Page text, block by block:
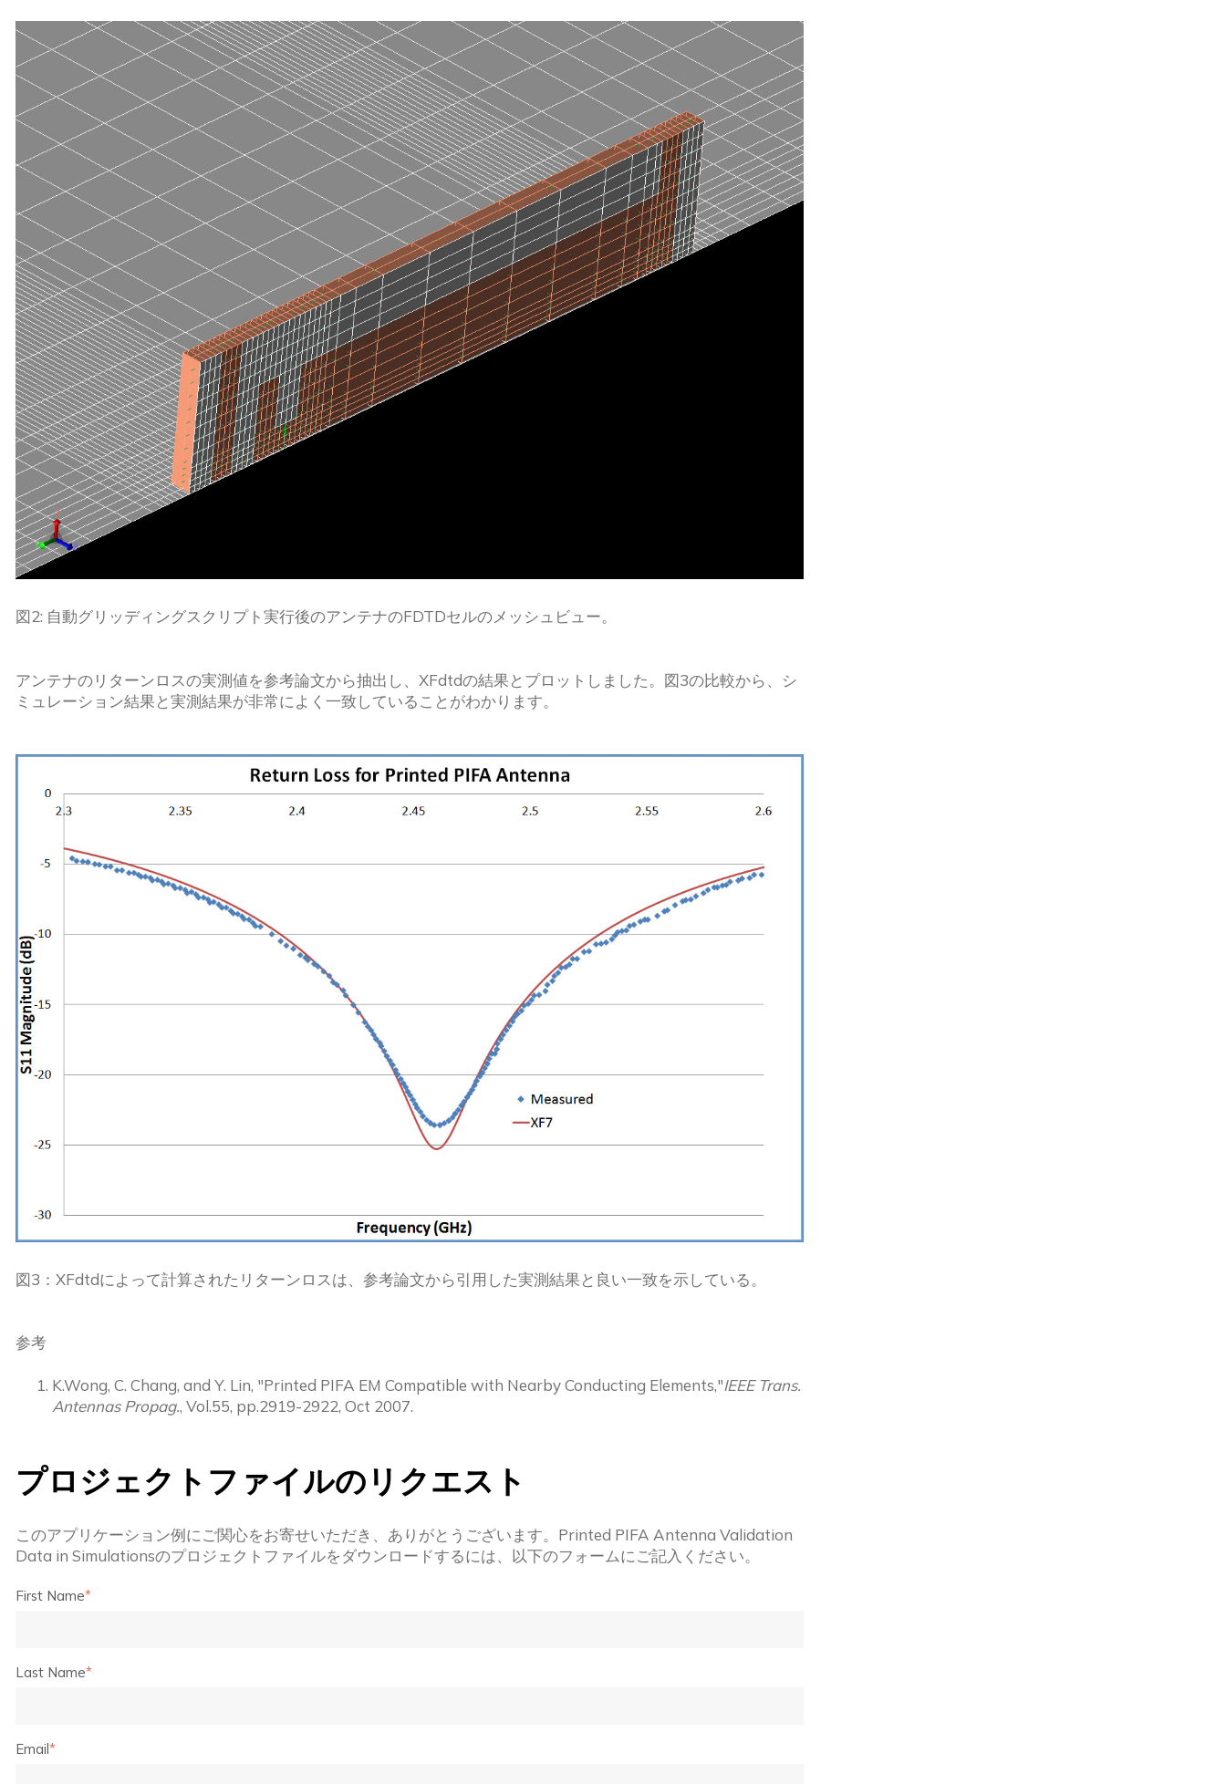
図2: 自動グリッディングスクリプト実行後のアンテナのFDTDセルのメッシュビュー。
アンテナのリターンロスの実測値を参考論文から抽出し、XFdtdの結果とプロットしました。図3の比較から、シ
ミュレーション結果と実測結果が非常によく一致していることがわかります。
図3：XFdtdによって計算されたリターンロスは、参考論文から引用した実測結果と良い一致を示している。
参考
K.Wong, C. Chang, and Y. Lin, "Printed PIFA EM Compatible with Nearby Conducting Elements,"IEEE Trans.
Antennas Propag., Vol.55, pp.2919-2922, Oct 2007.
プロジェクトファイルのリクエスト
このアプリケーション例にご関心をお寄せいただき、ありがとうございます。 Printed PIFA Antenna Validation
Data in Simulationsのプロジェクトファイルをダウンロードするには、以下のフォームにご記入ください。
First Name*
Last Name*
Email*